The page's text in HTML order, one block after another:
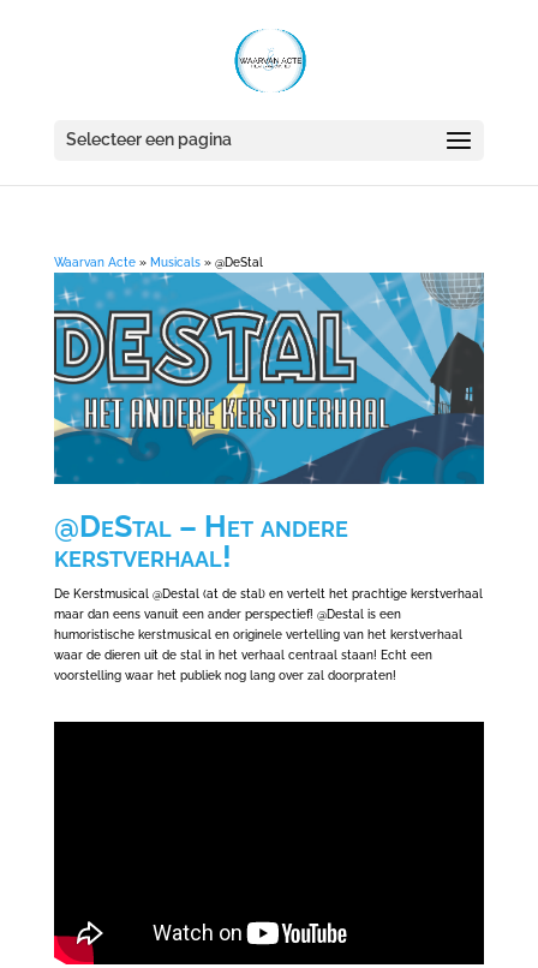
Selecteer een pagina
Waarvan Acte» Musicals» @DeStal
@DeStal – Het andere
kerstverhaal!
De Kerstmusical @Destal (at de stal) en vertelt het prachtige kerstverhaal
maar dan eens vanuit een ander perspectief! @Destal is een
humoristische kerstmusical en originele vertelling van het kerstverhaal
waar de dieren uit de stal in het verhaal centraal staan! Echt een
voorstelling waar het publiek nog lang over zal doorpraten!